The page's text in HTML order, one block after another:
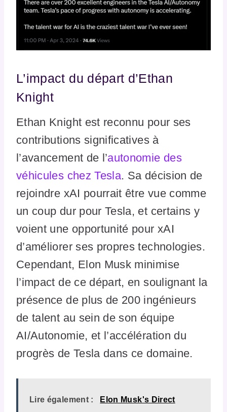
L’impact du départ d’Ethan
Knight
Ethan Knight est reconnu pour ses
contributions significatives à
l’avancement de l’autonomie des
véhicules chez Tesla. Sa décision de
rejoindre xAI pourrait être vue comme
un coup dur pour Tesla, et certains y
voient une opportunité pour xAI
d’améliorer ses propres technologies.
Cependant, Elon Musk minimise
l’impact de ce départ, en soulignant la
présence de plus de 200 ingénieurs
de talent au sein de son équipe
AI/Autonomie, et l’accélération du
progrès de Tesla dans ce domaine.
Lire également : Elon Musk's Direct